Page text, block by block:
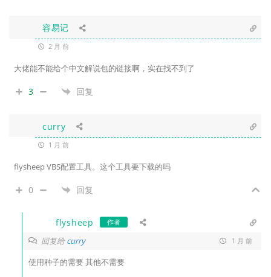
容易记
2 月 前
大佬能不能给个中文解说包的链接啊，实在找不到了
3 回复
curry
1 月 前
flysheep VBS配置工具。这个工具要下载的吗
0 回复
flysheep 作者
回复给curry 1 月 前
使用种子的需要 其他不需要